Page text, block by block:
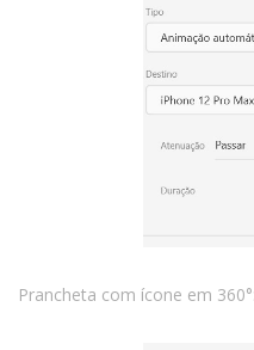
Prancheta com ícone em 360°: